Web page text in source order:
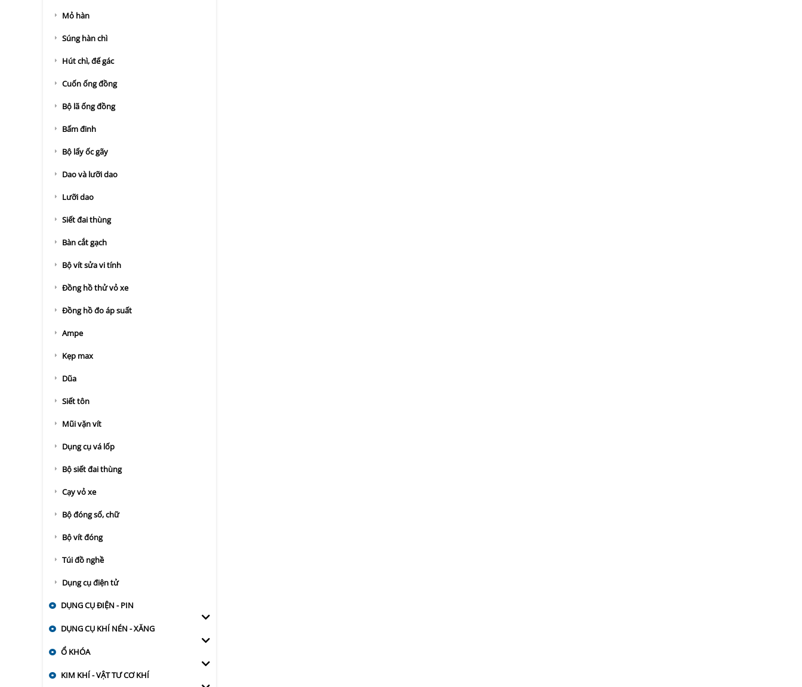
Mỏ hàn
Súng hàn chì
Hút chì, đế gác
Cuốn ống đồng
Bộ lã ống đồng
Bấm đinh
Bộ lấy ốc gãy
Dao và lưỡi dao
Lưỡi dao
Siết đai thùng
Bàn cắt gạch
Bộ vít sửa vi tính
Đồng hồ thử vỏ xe
Đồng hồ đo áp suất
Ampe
Kẹp max
Dũa
Siết tôn
Mũi vặn vít
Dụng cụ vá lốp
Bộ siết đai thùng
Cạy vỏ xe
Bộ đóng số, chữ
Bộ vít đóng
Túi đồ nghề
Dụng cụ điện tử
DỤNG CỤ ĐIỆN - PIN
DỤNG CỤ KHÍ NÉN - XĂNG
Ổ KHÓA
KIM KHÍ - VẬT TƯ CƠ KHÍ